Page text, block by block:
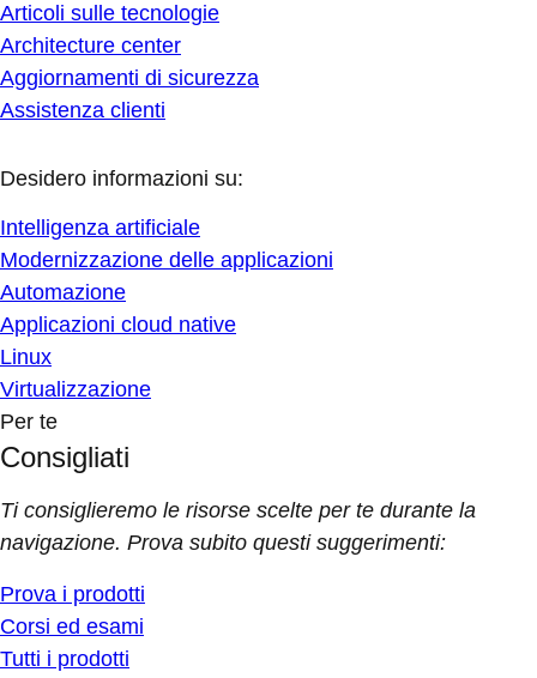
Articoli sulle tecnologie
Architecture center
Aggiornamenti di sicurezza
Assistenza clienti
Desidero informazioni su:
Intelligenza artificiale
Modernizzazione delle applicazioni
Automazione
Applicazioni cloud native
Linux
Virtualizzazione
Per te
Consigliati
Ti consiglieremo le risorse scelte per te durante la
navigazione. Prova subito questi suggerimenti:
Prova i prodotti
Corsi ed esami
Tutti i prodotti